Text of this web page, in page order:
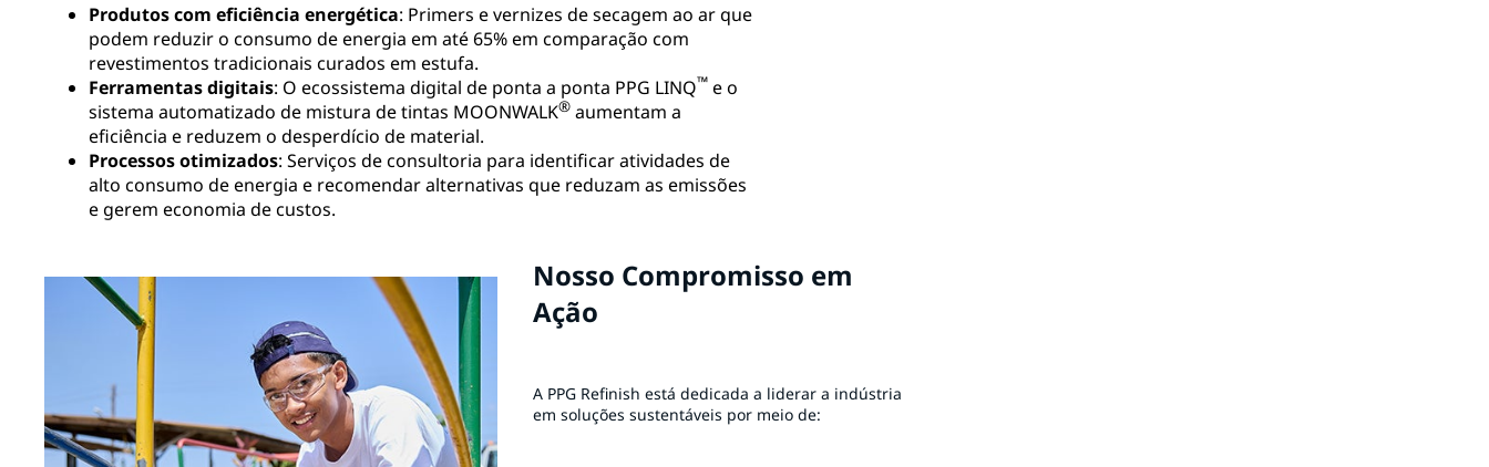
Produtos com eficiência energética: Primers e vernizes de secagem ao ar que
podem reduzir o consumo de energia em até 65% em comparação com
revestimentos tradicionais curados em estufa.​
Ferramentas digitais: O ecossistema digital de ponta a ponta PPG LINQ™ e o
sistema automatizado de mistura de tintas MOONWALK® aumentam a
eficiência e reduzem o desperdício de material.​
Processos otimizados: Serviços de consultoria para identificar atividades de
alto consumo de energia e recomendar alternativas que reduzam as emissões
e gerem economia de custos.​
Nosso Compromisso em
Ação
A PPG Refinish está dedicada a liderar a indústria
em soluções sustentáveis por meio de: